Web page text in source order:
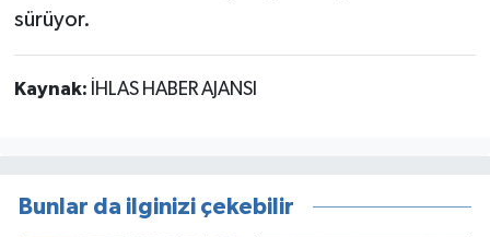
sürüyor.
Kaynak: İHLAS HABER AJANSI
Bunlar da ilginizi çekebilir